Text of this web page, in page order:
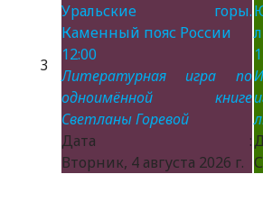
3
Уральские горы.
Каменный пояс России
12:00
Литературная игра по
одноимённой книге
Светланы Горевой
Дата :
Вторник, 4 августа 2026 г.